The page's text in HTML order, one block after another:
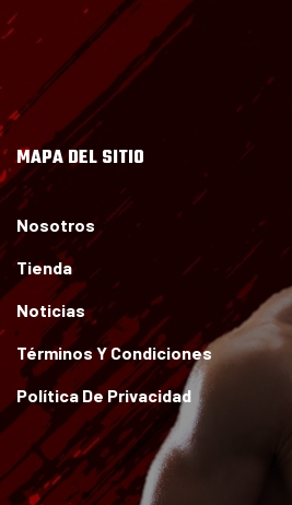
Mi
MAPA DEL SITIO
Nosotros
Tienda
Noticias
Términos Y Condiciones
Política De Privacidad